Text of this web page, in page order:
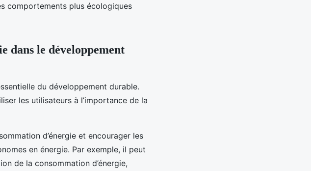
comportements plus écologiques
dans le développement
du développement durable.
les utilisateurs à l’importance de la
d’énergie et encourager les
en énergie. Par exemple, il peut
de la consommation d’énergie,